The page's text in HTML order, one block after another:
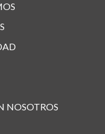
Mz 77 Lote 2 Barrio
NOSOTROS